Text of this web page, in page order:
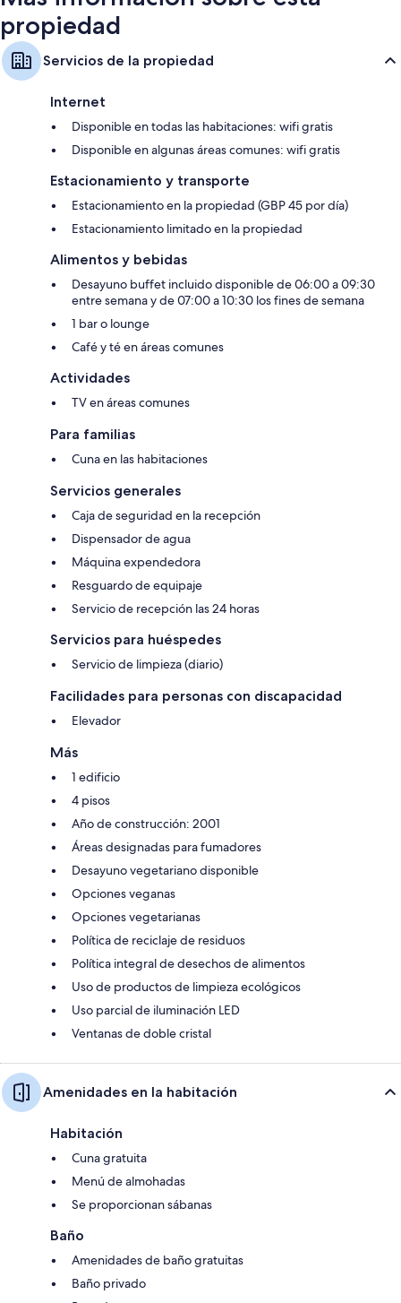
propiedad
Servicios de la propiedad
Internet
Disponible en todas las habitaciones: wifi gratis
Disponible en algunas áreas comunes: wifi gratis
Estacionamiento y transporte
Estacionamiento en la propiedad (GBP 45 por día)
Estacionamiento limitado en la propiedad
Alimentos y bebidas
Desayuno buffet incluido disponible de 06:00 a 09:30
entre semana y de 07:00 a 10:30 los fines de semana
1 bar o lounge
Café y té en áreas comunes
Actividades
TV en áreas comunes
Para familias
Cuna en las habitaciones
Servicios generales
Caja de seguridad en la recepción
Dispensador de agua
Máquina expendedora
Resguardo de equipaje
Servicio de recepción las 24 horas
Servicios para huéspedes
Servicio de limpieza (diario)
Facilidades para personas con discapacidad
Elevador
Más
1 edificio
4 pisos
Año de construcción: 2001
Áreas designadas para fumadores
Desayuno vegetariano disponible
Opciones veganas
Opciones vegetarianas
Política de reciclaje de residuos
Política integral de desechos de alimentos
Uso de productos de limpieza ecológicos
Uso parcial de iluminación LED
Ventanas de doble cristal
Amenidades en la habitación
Habitación
Cuna gratuita
Menú de almohadas
Se proporcionan sábanas
Baño
Amenidades de baño gratuitas
Baño privado